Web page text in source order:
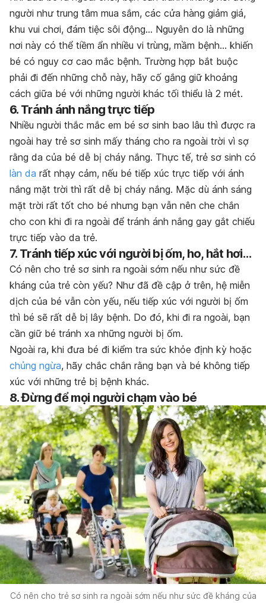
người như trung tâm mua sắm, các cửa hàng giảm giá,
khu vui chơi, đám tiệc sôi động… Nguyên do là những
nơi này có thể tiềm ẩn nhiều vi trùng, mầm bệnh… khiến
bé có nguy cơ cao mắc bệnh. Trường hợp bắt buộc
phải đi đến những chỗ này, hãy cố gắng giữ khoảng
cách giữa bé với những người khác tối thiểu là 2 mét.
6. Tránh ánh nắng trực tiếp
Nhiều người thắc mắc em bé sơ sinh bao lâu thì được ra
ngoài hay trẻ sơ sinh mấy tháng cho ra ngoài trời vì sợ
rằng da của bé dễ bị cháy nắng. Thực tế, trẻ sơ sinh có
làn da rất nhạy cảm, nếu bé tiếp xúc trực tiếp với ánh
nắng mặt trời thì rất dễ bị cháy nắng. Mặc dù ánh sáng
mặt trời rất tốt cho bé nhưng bạn vẫn nên che chắn
cho con khi đi ra ngoài để tránh ánh nắng gay gắt chiếu
trực tiếp vào da trẻ.
7. Tránh tiếp xúc với người bị ốm, ho, hắt hơi…
Có nên cho trẻ sơ sinh ra ngoài sớm nếu như sức đề
kháng của trẻ còn yếu? Như đã đề cập ở trên, hệ miễn
dịch của bé vẫn còn yếu, nếu tiếp xúc với người bị ốm
thì bé sẽ rất dễ bị lây bệnh. Do đó, khi đi ra ngoài, bạn
cần giữ bé tránh xa những người bị ốm.
Ngoài ra, khi đưa bé đi kiểm tra sức khỏe định kỳ hoặc
chủng ngừa, hãy chắc chắn rằng bạn và bé không tiếp
xúc với những trẻ bị bệnh khác.
8. Đừng để mọi người chạm vào bé
Có nên cho trẻ sơ sinh ra ngoài sớm nếu như sức đề kháng của